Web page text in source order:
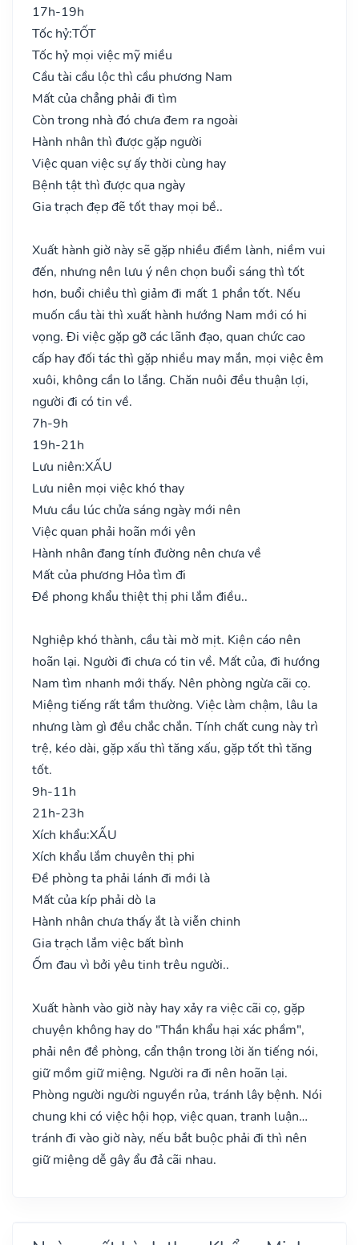
17h-19h
Tốc hỷ:TỐT
Tốc hỷ mọi việc mỹ miều
Cầu tài cầu lộc thì cầu phương Nam
Mất của chẳng phải đi tìm
Còn trong nhà đó chưa đem ra ngoài
Hành nhân thì được gặp người
Việc quan việc sự ấy thời cùng hay
Bệnh tật thì được qua ngày
Gia trạch đẹp đẽ tốt thay mọi bề..
Xuất hành giờ này sẽ gặp nhiều điềm lành, niềm vui
đến, nhưng nên lưu ý nên chọn buổi sáng thì tốt
hơn, buổi chiều thì giảm đi mất 1 phần tốt. Nếu
muốn cầu tài thì xuất hành hướng Nam mới có hi
vọng. Đi việc gặp gỡ các lãnh đạo, quan chức cao
cấp hay đối tác thì gặp nhiều may mắn, mọi việc êm
xuôi, không cần lo lắng. Chăn nuôi đều thuận lợi,
người đi có tin về.
7h-9h
19h-21h
Lưu niên:XẤU
Lưu niên mọi việc khó thay
Mưu cầu lúc chửa sáng ngày mới nên
Việc quan phải hoãn mới yên
Hành nhân đang tính đường nên chưa về
Mất của phương Hỏa tìm đi
Đề phong khẩu thiệt thị phi lắm điều..
Nghiệp khó thành, cầu tài mờ mịt. Kiện cáo nên
hoãn lại. Người đi chưa có tin về. Mất của, đi hướng
Nam tìm nhanh mới thấy. Nên phòng ngừa cãi cọ.
Miệng tiếng rất tầm thường. Việc làm chậm, lâu la
nhưng làm gì đều chắc chắn. Tính chất cung này trì
trệ, kéo dài, gặp xấu thì tăng xấu, gặp tốt thì tăng
tốt.
9h-11h
21h-23h
Xích khẩu:XẤU
Xích khẩu lắm chuyên thị phi
Đề phòng ta phải lánh đi mới là
Mất của kíp phải dò la
Hành nhân chưa thấy ắt là viễn chinh
Gia trạch lắm việc bất bình
Ốm đau vì bởi yêu tinh trêu người..
Xuất hành vào giờ này hay xảy ra việc cãi cọ, gặp
chuyện không hay do "Thần khẩu hại xác phầm",
phải nên đề phòng, cẩn thận trong lời ăn tiếng nói,
giữ mồm giữ miệng. Người ra đi nên hoãn lại.
Phòng người người nguyền rủa, tránh lây bệnh. Nói
chung khi có việc hội họp, việc quan, tranh luận…
tránh đi vào giờ này, nếu bắt buộc phải đi thì nên
giữ miệng dễ gây ẩu đả cãi nhau.